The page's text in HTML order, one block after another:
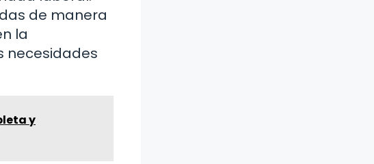
de manera
la
necesidades
y